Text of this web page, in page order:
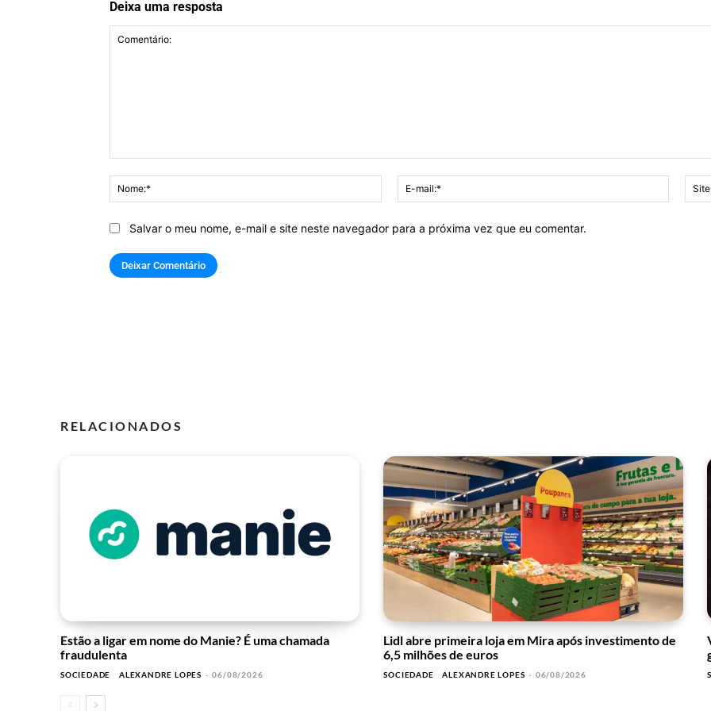
Deixa uma resposta
Nome:*
mail:*
Salvar o meu nome, e-mail e site neste navegador para a próxima vez que eu comentar.
RELACIONADOS
Estão a ligar em nome do Manie? É uma chamada
fraudulenta
SOCIEDADE ALEXANDRE LOPES - 06/08/2026
Lidl abre primeira loja em Mira após investimento de
6,5 milhões de euros
SOCIEDADE ALEXANDRE LOPES - 06/08/2026